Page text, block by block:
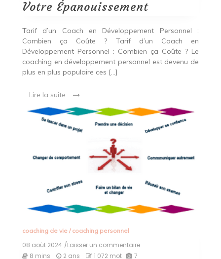
pour
Votre
Votre Épanouissement
Tarif d’un Coach en Développement Personnel :
Combien ça Coûte ? Tarif d’un Coach en
Développement Personnel : Combien ça Coûte ? Le
coaching en développement personnel est devenu de
plus en plus populaire ces […]
Lire la suite
coaching de vie/ coaching personnel
08 août 2024 /Laisser un commentaireon
8 mins 2 ans 1 072 mot 7